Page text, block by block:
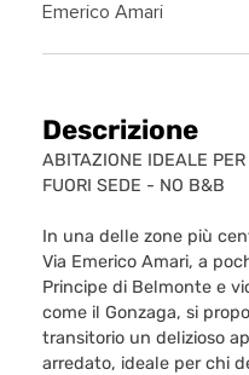
Emerico Amari
Descrizione
ABITAZIONE IDEALE
FUORI SEDE - NO B&B
In una delle zone più
Via Emerico Amari, a
Principe di Belmonte e
come il Gonzaga, si
transitorio un delizioso
arredato, ideale per chi